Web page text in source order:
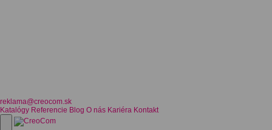
reklama@creocom.sk
Katalógy Referencie Blog O nás Kariéra Kontakt